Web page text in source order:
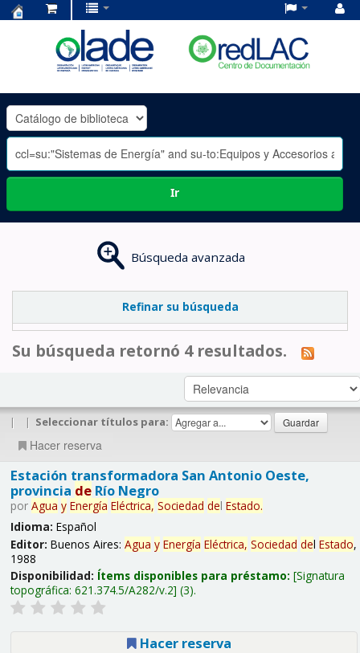
OLADE
-
Ir
Búsqueda avanzada
Refinar su búsqueda
Su búsqueda retornó 4 resultados.
| | Seleccionar títulos para:
Hacer reserva
Estación transformadora San Antonio Oeste,
provincia deRío Negro
por Agua y Energía Eléctrica, Sociedad del Estado.
Idioma: Español
Editor: Buenos Aires: Agua y Energía Eléctrica, Sociedad del Estado,
1988
Disponibilidad: Ítems disponibles para préstamo: Signatura
topográfica: 621.374.5/A282/v.2 (3).
Hacer reserva